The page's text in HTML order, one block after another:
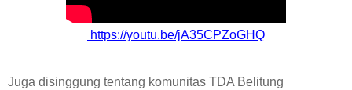
https://youtu.be/jA35CPZoGHQ
Juga disinggung tentang komunitas TDA Belitung